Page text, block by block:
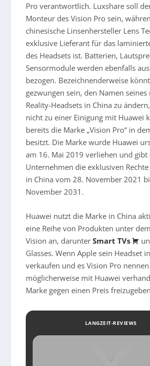
Pro verantwortlich. Luxshare soll
Monteur des Vision Pro sein,
chinesische Linsenhersteller Lens
exklusive Lieferant für das
des Headsets ist. Batterien,
Sensormodule werden ebenfalls
bezogen. Bezeichnenderweise
gezwungen sein, den Namen
Reality-Headsets in China zu
nicht zu einer Einigung mit Huawei
bereits die Marke „Vision Pro“ in
besitzt. Die Marke wurde Huawei
am 16. Mai 2019 verliehen und gibt
Unternehmen die exklusiven
in China vom 28. November 2021
November 2031.
Huawei nutzt die Marke in China
eine Reihe von Produkten unter
Vision an, darunterSmart TVs
Glasses. Wenn Apple sein Headset
verkaufen und es Vision Pro
möglicherweise mit Huawei
Marke gegen einen Preis
LANGZEIT-REVIEWS